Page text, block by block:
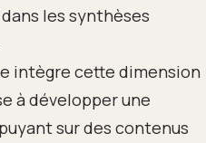
les synthèses
intègre cette dimension
à développer une
sur des contenus